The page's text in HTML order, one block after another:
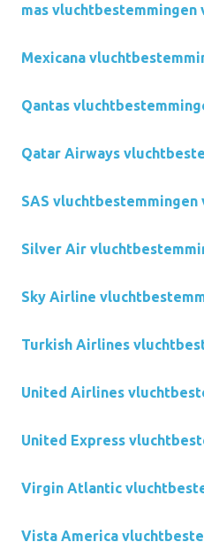
mas vluchtbestemmingen
Mexicana
Qantas
Qatar Airways
SAS vluchtbestemmingen
Silver Air
Sky Airline
Turkish Airlines
United Airlines
United Express
Virgin Atlantic
Vista America